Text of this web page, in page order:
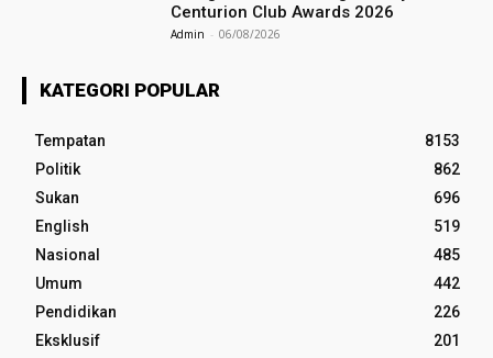
Centurion Club Awards 2026
Admin - 06/08/2026
KATEGORI POPULAR
Tempatan
8153
Politik
862
Sukan
696
English
519
Nasional
485
Umum
442
Pendidikan
226
Eksklusif
201